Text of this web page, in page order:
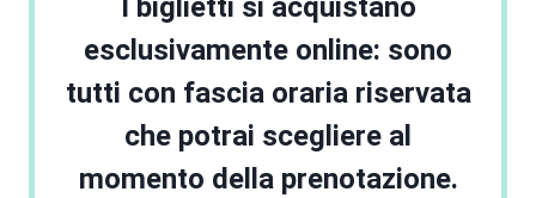
I biglietti si acquistano
esclusivamente online: sono
tutti con fascia oraria riservata
che potrai scegliere al
momento della prenotazione.